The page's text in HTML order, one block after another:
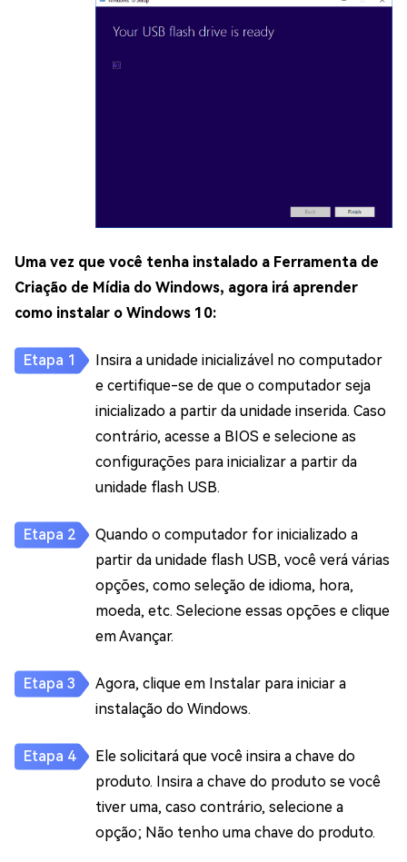
Uma vez que você tenha instalado a Ferramenta de
Criação de Mídia do Windows, agora irá aprender
como instalar o Windows 10:
Insira a unidade inicializável no computador
e certifique-se de que o computador seja
inicializado a partir da unidade inserida. Caso
contrário, acesse a BIOS e selecione as
configurações para inicializar a partir da
unidade flash USB.
Quando o computador for inicializado a
partir da unidade flash USB, você verá várias
opções, como seleção de idioma, hora,
moeda, etc. Selecione essas opções e clique
em Avançar.
Agora, clique em Instalar para iniciar a
instalação do Windows.
Ele solicitará que você insira a chave do
produto. Insira a chave do produto se você
tiver uma, caso contrário, selecione a
opção; Não tenho uma chave do produto.